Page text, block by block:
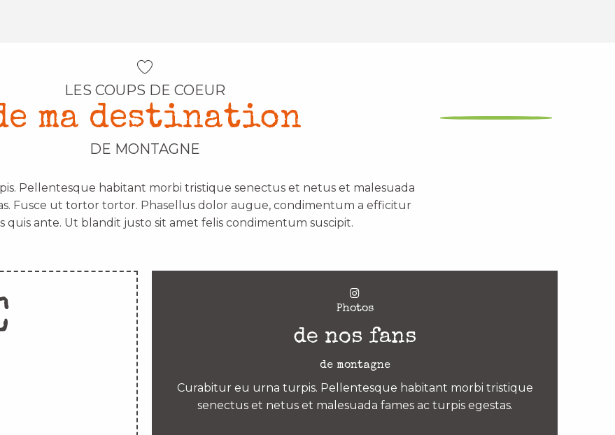
LES COUPS DE COEUR
ma destination
DE MONTAGNE
Pellentesque habitant morbi tristique senectus et netus et malesuada
Fusce ut tortor tortor. Phasellus dolor augue, condimentum a efficitur
quis ante. Ut blandit justo sit amet felis condimentum suscipit.
Photos
de nos fans
de montagne
Curabitur eu urna turpis. Pellentesque habitant morbi tristique
senectus et netus et malesuada fames ac turpis egestas.